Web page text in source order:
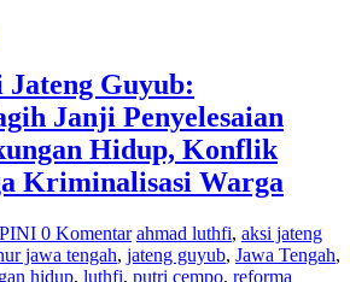
Guyub:
Janji Penyelesaian
Hidup, Konflik
Kriminalisasi Warga
0 Komentar ahmad luthfi, aksi jateng
jawa tengah, jateng guyub, Jawa Tengah,
hidup, luthfi, putri cempo, reforma